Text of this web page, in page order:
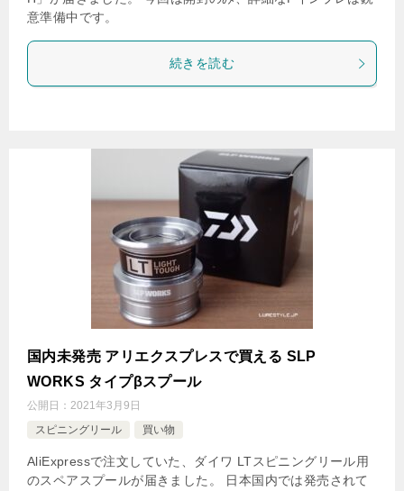
意準備中です。
続きを読む
国内未発売 アリエクスプレスで買える SLP
WORKS タイプβスプール
公開日： 2021年3月9日
スピニングリール
買い物
AliExpressで注文していた、ダイワ LTスピニングリール用
のスペアスプールが届きました。 日本国内では発売されて